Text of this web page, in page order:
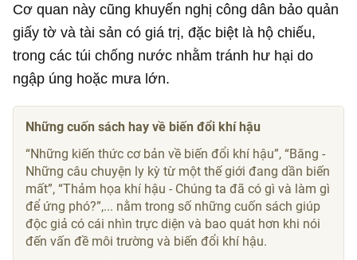
Cơ quan này cũng khuyến nghị công dân bảo quản
giấy tờ và tài sản có giá trị, đặc biệt là hộ chiếu,
trong các túi chống nước nhằm tránh hư hại do
ngập úng hoặc mưa lớn.
Những cuốn sách hay về biến đổi khí hậu
“Những kiến thức cơ bản về biến đổi khí hậu”, “Băng -
Những câu chuyện ly kỳ từ một thế giới đang dần biến
mất”, “Thảm họa khí hậu - Chúng ta đã có gì và làm gì
để ứng phó?”,... nằm trong số những cuốn sách giúp
độc giả có cái nhìn trực diện và bao quát hơn khi nói
đến vấn đề môi trường và biến đổi khí hậu.